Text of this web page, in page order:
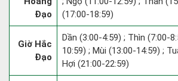
Đạo
(17:00-18:59)
Giờ Hắc
Đạo
Dần (3:00-4:59) ; Thìn (7:00-
10:59) ; Mùi (13:00-14:59) ;
Hợi (21:00-22:59)